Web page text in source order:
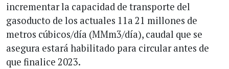
incrementar la capacidad de transporte del
gasoducto de los actuales 11a 21 millones de
metros cúbicos/día (MMm3/día), caudal que se
asegura estará habilitado para circular antes de
que finalice 2023.